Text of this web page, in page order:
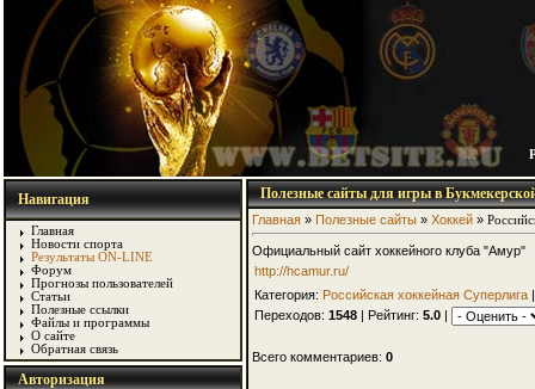
Навигация
Главная
Новости спорта
Результаты ON-LINE
Форум
Прогнозы пользователей
Статьи
Полезные ссылки
Файлы и программы
О сайте
Обратная связь
Авторизация
Полезные сайты для игры в
Главная» Полезные сайты» Хоккей»
Официальный сайт хоккейного клуба "Амур"
http://hcamur.ru/
Категория: Российская хоккейная Суперлига|
Переходов: 1548| Рейтинг: 5.0|
Всего комментариев: 0